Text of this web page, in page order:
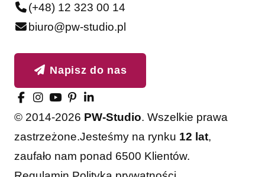
(+48) 12 323 00 14
biuro@pw-studio.pl
Napisz do nas
© 2014-2026 PW-Studio. Wszelkie prawa
zastrzeżone.Jesteśmy na rynku 12 lat,
zaufało nam ponad 6500 Klientów.
Akceptuję Odrzucam